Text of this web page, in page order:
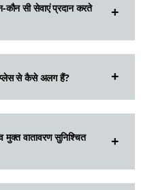
कौन सी सेवाएं प्रदान करते
से कैसे अलग हैं?
वातावरण सुनिश्चित